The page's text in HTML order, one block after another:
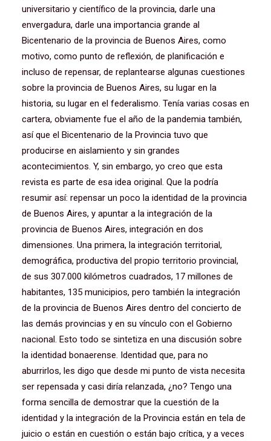
universitario y científico de la provincia, darle una
envergadura, darle una importancia grande al
Bicentenario de la provincia de Buenos Aires, como
motivo, como punto de reflexión, de planificación e
incluso de repensar, de replantearse algunas cuestiones
sobre la provincia de Buenos Aires, su lugar en la
historia, su lugar en el federalismo. Tenía varias cosas en
cartera, obviamente fue el año de la pandemia también,
así que el Bicentenario de la Provincia tuvo que
producirse en aislamiento y sin grandes
acontecimientos. Y, sin embargo, yo creo que esta
revista es parte de esa idea original. Que la podría
resumir así: repensar un poco la identidad de la provincia
de Buenos Aires, y apuntar a la integración de la
provincia de Buenos Aires, integración en dos
dimensiones. Una primera, la integración territorial,
demográfica, productiva del propio territorio provincial,
de sus 307.000 kilómetros cuadrados, 17 millones de
habitantes, 135 municipios, pero también la integración
de la provincia de Buenos Aires dentro del concierto de
las demás provincias y en su vínculo con el Gobierno
nacional. Esto todo se sintetiza en una discusión sobre
la identidad bonaerense. Identidad que, para no
aburrirlos, les digo que desde mi punto de vista necesita
ser repensada y casi diría relanzada, ¿no? Tengo una
forma sencilla de demostrar que la cuestión de la
identidad y la integración de la Provincia están en tela de
juicio o están en cuestión o están bajo crítica, y a veces